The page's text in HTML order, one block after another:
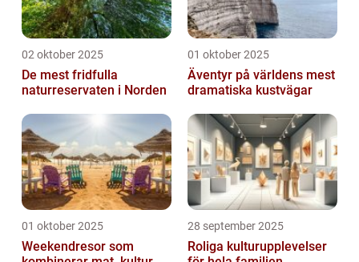
02 oktober 2025
De mest fridfulla
naturreservaten i Norden
01 oktober 2025
Äventyr på världens mest
dramatiska kustvägar
01 oktober 2025
Weekendresor som
28 september 2025
Roliga kulturupplevelser